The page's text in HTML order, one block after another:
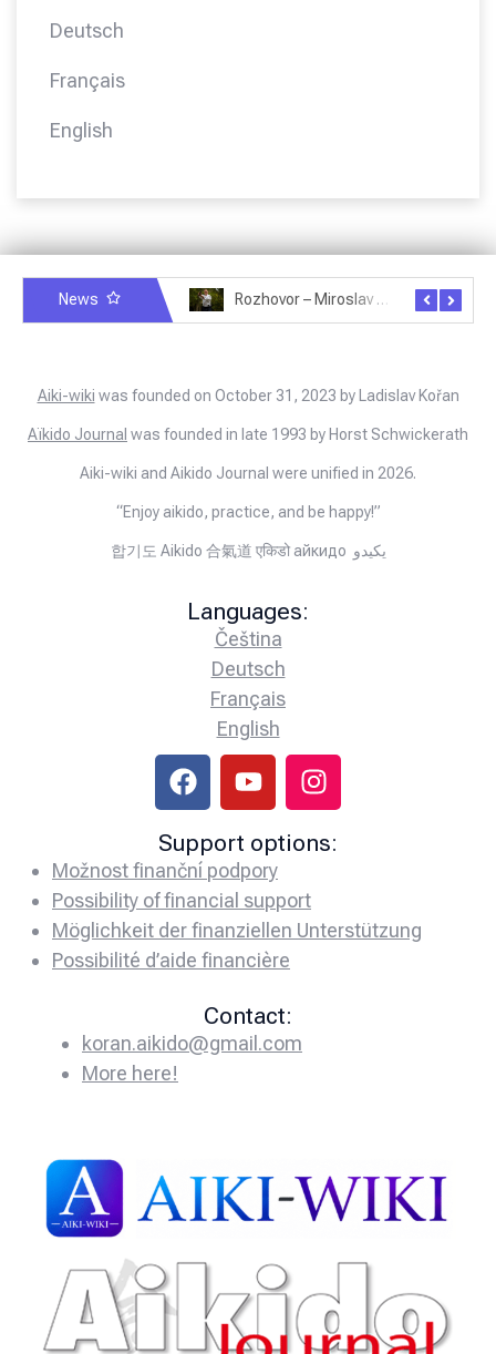
Deutsch
Français
English
News Rozhovor – Joël Roche – 12.4.2025 – Praha, Karlín
Aiki-wiki was founded on October 31, 2023 by Ladislav Kořan
Aïkido Journal was founded in late 1993 by Horst Schwickerath
Aiki-wiki and Aikido Journal were unified in 2026.
“Enjoy aikido, practice, and be happy!”
합기도 Aikido 合氣道 एकिडो айкидо يكيدو
Languages:
Čeština
Deutsch
Français
English
Support options:
Možnost finanční podpory
Possibility of financial support
Möglichkeit der finanziellen Unterstützung
Possibilité d’aide financière
Contact:
koran.aikido@gmail.com
More here!